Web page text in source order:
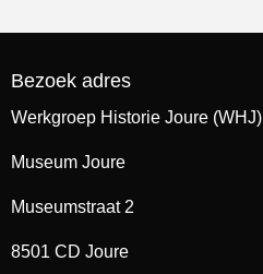
Bezoek adres
Werkgroep Historie Joure (WHJ)
Museum Joure
Museumstraat 2
8501 CD Joure